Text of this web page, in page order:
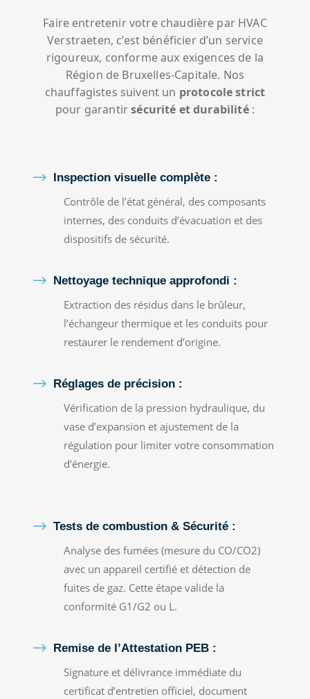
Faire entretenir votre chaudière par HVAC
Verstraeten, c’est bénéficier d’un service
rigoureux, conforme aux exigences de la
Région de Bruxelles-Capitale. Nos
chauffagistes suivent un protocole strict
pour garantirsécurité et durabilité:
$ Inspection visuelle complète :
Contrôle de l’état général, des composants
internes, des conduits d’évacuation et des
dispositifs de sécurité.
$ Nettoyage technique approfondi :
Extraction des résidus dans le brûleur,
l’échangeur thermique et les conduits pour
restaurer le rendement d’origine.
$ Réglages de précision :
Vérification de la pression hydraulique, du
vase d’expansion et ajustement de la
régulation pour limiter votre consommation
d’énergie.
$ Tests de combustion & Sécurité :
Analyse des fumées (mesure du CO/CO2)
avec un appareil certifié et détection de
fuites de gaz. Cette étape valide la
conformité G1/G2 ou L.
$ Remise de l’Attestation PEB :
Signature et délivrance immédiate du
certificat d’entretien officiel, document